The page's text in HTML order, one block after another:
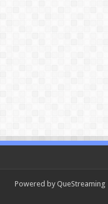
Powered by QueStreaming